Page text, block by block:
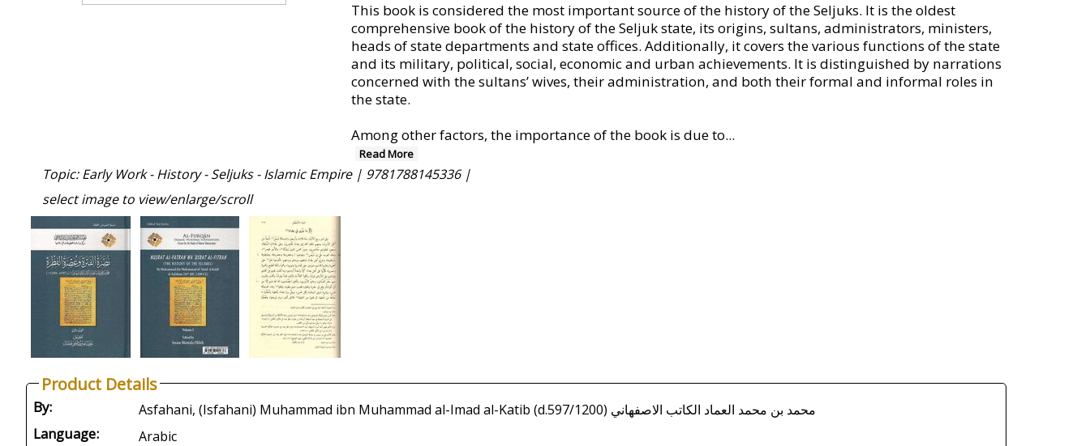
This book is considered the most important source of the history of the Seljuks. It is the oldest
comprehensive book of the history of the Seljuk state, its origins, sultans, administrators, ministers,
heads of state departments and state offices. Additionally, it covers the various functions of the state
and its military, political, social, economic and urban achievements. It is distinguished by narrations
concerned with the sultans’ wives, their administration, and both their formal and informal roles in
the state.
Among other factors, the importance of the book is due to...
Read More
Topic: Early Work - History - Seljuks - Islamic Empire | 9781788145336 |
select image to view/enlarge/scroll
Product Details
By: Asfahani, (Isfahani) Muhammad ibn Muhammad al-Imad al-Katib (d.597/1200) محمد بن محمد العماد الكاتب الاصفهاني
Language: Arabic